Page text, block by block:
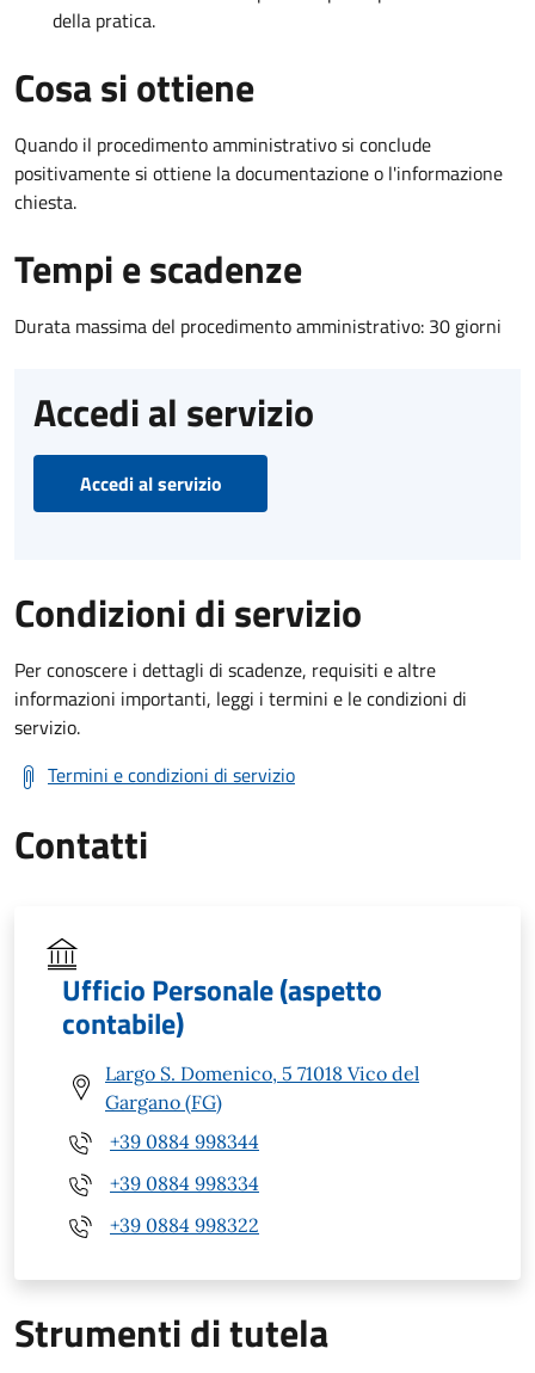
della pratica.
Cosa si ottiene
Quando il procedimento amministrativo si conclude
positivamente si ottiene la documentazione o l'informazione
chiesta.
Tempi e scadenze
Durata massima del procedimento amministrativo: 30 giorni
Accedi al servizio
Accedi al servizio
Condizioni di servizio
Per conoscere i dettagli di scadenze, requisiti e altre
informazioni importanti, leggi i termini e le condizioni di
servizio.
Termini e condizioni di servizio
Contatti
Ufficio Personale (aspetto
contabile)
Largo S. Domenico, 5 71018 Vico del
Gargano (FG)
+39 0884 998344
+39 0884 998334
+39 0884 998322
Strumenti di tutela